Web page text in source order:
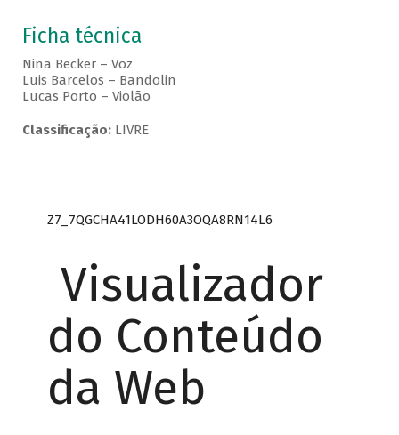
Ficha técnica
Nina Becker – Voz
Luis Barcelos – Bandolin
Lucas Porto – Violão
Classificação:LIVRE
Z7_7QGCHA41LODH60A3OQA8RN14L6
Visualizador
do Conteúdo
da Web